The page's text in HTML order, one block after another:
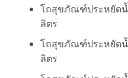
โถสุขภัณฑ์ประหยัดน้
ลิตร
โถสุขภัณฑ์ประหยัดน้
ลิตร